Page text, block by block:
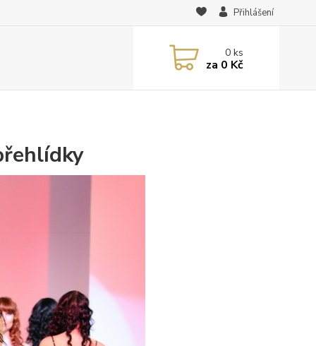
Přihlášení
0ks
za 0 Kč